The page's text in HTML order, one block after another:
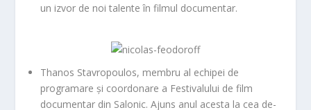
un izvor de noi talente în filmul documentar.
Thanos Stavropoulos, membru al echipei de
programare și coordonare a Festivalului de film
documentar din Salonic. Ajuns anul acesta la cea de-